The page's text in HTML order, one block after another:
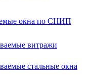
окна по СНИП
витражи
стальные окна